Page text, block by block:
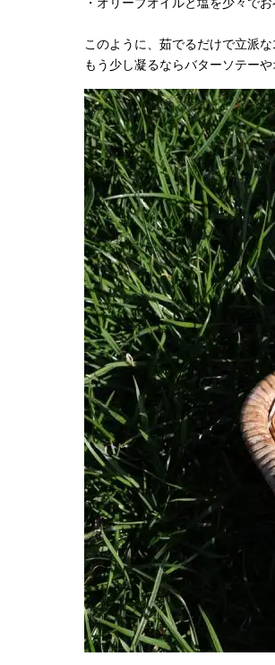
このように、茹でるだけで立派
もう少し凝るならバターソテー